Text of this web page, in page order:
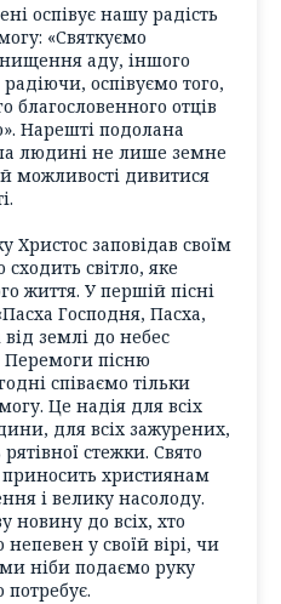
оспівує нашу радість
«Святкуємо
аду, іншого
оспівуємо того,
отців
Нарешті подолана
людині не лише земне
можливості дивитися
Христос заповідав своїм
світло, яке
життя. У першій пісні
Господня, Пасха,
від землі до небес
Перемоги пісню
співаємо тільки
Це надія для всіх
для всіх зажурених,
стежки. Свято
приносить християнам
і велику насолоду.
до всіх, хто
у своїй вірі, чи
ніби подаємо руку